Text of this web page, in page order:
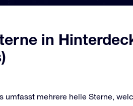
in
umfasst mehrere helle Sterne,